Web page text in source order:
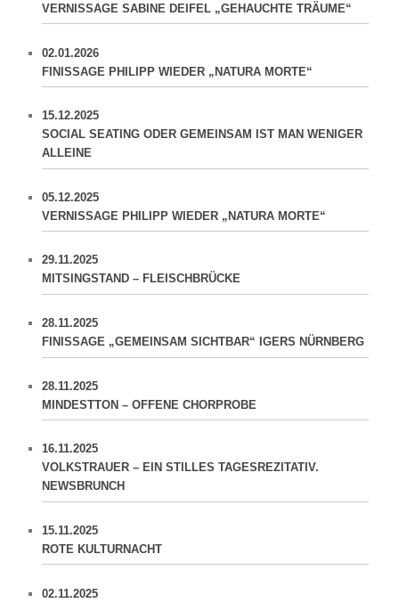
VERNISSAGE SABINE DEIFEL „GEHAUCHTE TRÄUME“
02.01.2026
FINISSAGE PHILIPP WIEDER „NATURA MORTE“
15.12.2025
SOCIAL SEATING ODER GEMEINSAM IST MAN WENIGER
ALLEINE
05.12.2025
VERNISSAGE PHILIPP WIEDER „NATURA MORTE“
29.11.2025
MITSINGSTAND – FLEISCHBRÜCKE
28.11.2025
FINISSAGE „GEMEINSAM SICHTBAR“ IGERS NÜRNBERG
28.11.2025
MINDESTTON – OFFENE CHORPROBE
16.11.2025
VOLKSTRAUER – EIN STILLES TAGESREZITATIV.
NEWSBRUNCH
15.11.2025
ROTE KULTURNACHT
02.11.2025